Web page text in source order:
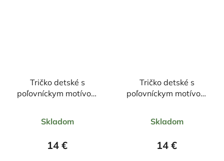
Tričko detské s
poľovníckym motívom
hodnotenie
produktu
Skladom
14 €
Tričko detské s
poľovníckym motívom
hodnotenie
produktu
Skladom
14 €